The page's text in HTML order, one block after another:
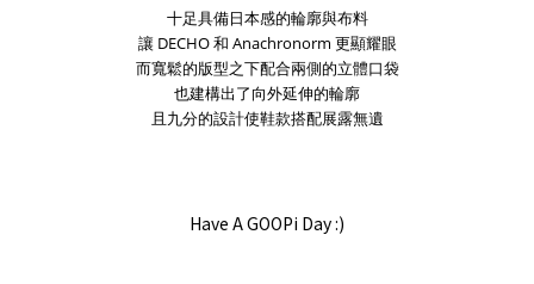
十足具備日本感的輪廓與布料
讓 DECHO 和 Anachronorm 更顯耀眼
而寬鬆的版型之下配合兩側的立體口袋
也建構出了向外延伸的輪廓
且九分的設計使鞋款搭配展露無遺
Have A GOOPi Day :)